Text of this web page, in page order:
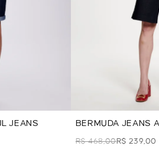
JEANS
BERMUDA JEANS
JEANS
R$ 468,00R$ 239,00